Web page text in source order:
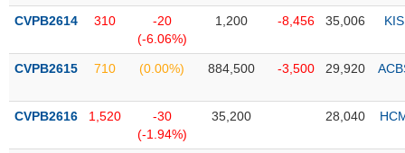
Tổng
Giao
Tài
CVPB2614 310
-20
(-6.06%)
1,200 -8,456 35,006 KIS
CVPB2615 710 (0.00%) 884,500 -3,500 29,920
CVPB2616 1,520
-30
(-1.94%)
35,200 28,040
VS-